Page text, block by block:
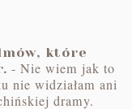
które
-Nie wiem jak to
nie widziałam ani
dramy.